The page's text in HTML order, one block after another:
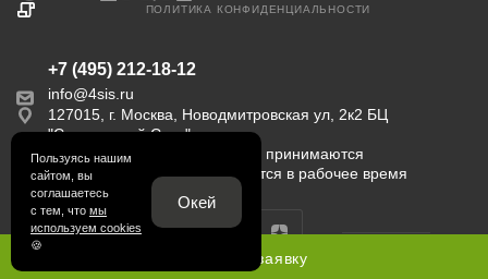
Оставить заявку
ПОЛИТИКА КОНФИДЕНЦИАЛЬНОСТИ
+7 (495) 212-18-12
info@4sis.ru
127015, г. Москва, Новодмитровская ул, 2к2 БЦ
"Савеловский Сити".
Пн-Пт с 9:00 до 18:00. Заказы принимаются
круглосуточно. Обрабатываются в рабочее время
Пользуясь нашим
сайтом, вы
соглашаетесь
с тем, что мы
используем cookies
🍪
Окей